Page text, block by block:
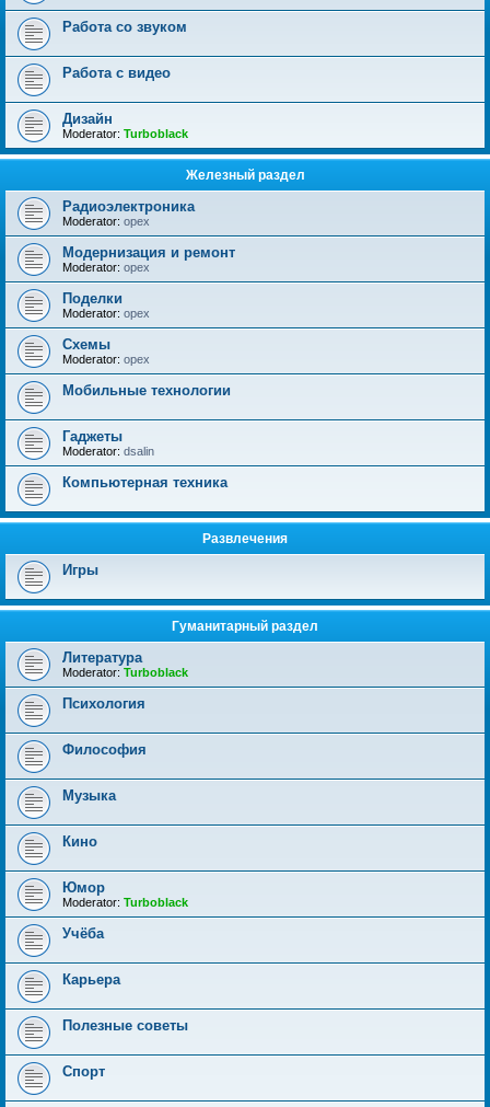
Работа со звуком
Работа с видео
Дизайн
Moderator: Turboblack
Железный раздел
Радиоэлектроника
Moderator: opex
Модернизация и ремонт
Moderator: opex
Поделки
Moderator: opex
Схемы
Moderator: opex
Мобильные технологии
Гаджеты
Moderator: dsalin
Компьютерная техника
Развлечения
Игры
Гуманитарный раздел
Литература
Moderator: Turboblack
Психология
Философия
Музыка
Кино
Юмор
Moderator: Turboblack
Учёба
Карьера
Полезные советы
Спорт